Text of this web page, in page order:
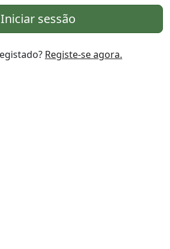
Iniciar sessão
Registe-se agora.